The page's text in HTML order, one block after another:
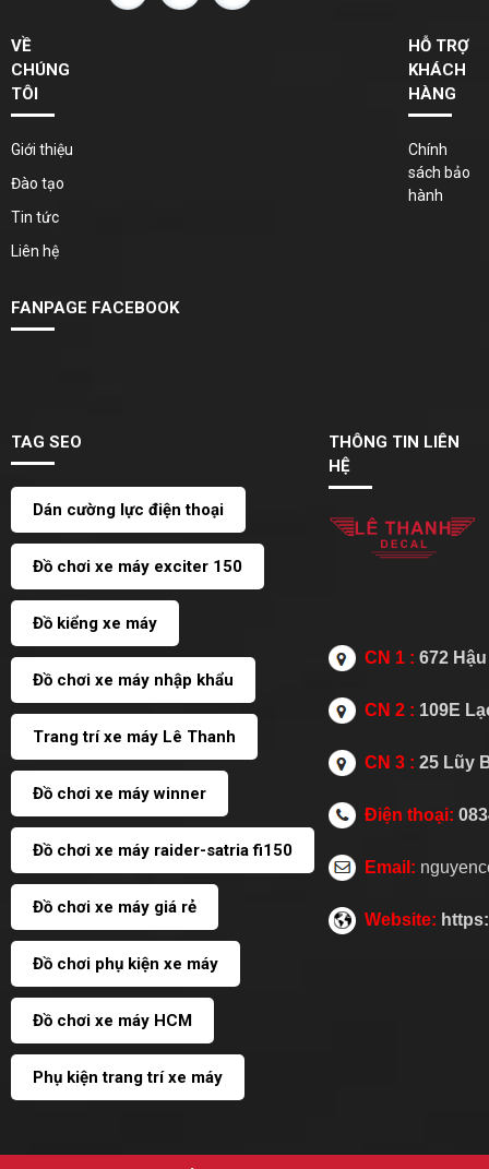
VỀ
CHÚNG
TÔI
Giới thiệu
Đào tạo
Tin tức
Liên hệ
HỖ TRỢ
KHÁCH
HÀNG
Chính
sách bảo
hành
FANPAGE FACEBOOK
TAG SEO
Dán cường lực điện thoại
Đồ chơi xe máy exciter 150
Đồ kiểng xe máy
Đồ chơi xe máy nhập khẩu
Trang trí xe máy Lê Thanh
Đồ chơi xe máy winner
Đồ chơi xe máy raider-satria fi150
Đồ chơi xe máy giá rẻ
Đồ chơi phụ kiện xe máy
Đồ chơi xe máy HCM
Phụ kiện trang trí xe máy
THÔNG TIN LIÊN
HỆ
CN 1 :672
CN 2 : 109E
CN 3 : 25 Lũy
Điện thoại:
Email:
Website: